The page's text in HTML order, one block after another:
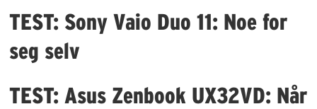
TEST: Sony Vaio Duo 11: Noe for
seg selv
TEST: Asus Zenbook UX32VD: Når